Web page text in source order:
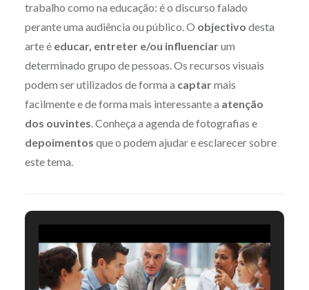
trabalho como na educação: é o discurso falado
perante uma audiência ou público. O objectivo desta
arte é educar, entreter e/ou influenciarum
determinado grupo de pessoas. Os recursos visuais
podem ser utilizados de forma a captarmais
facilmente e de forma mais interessante a atenção
dos ouvintes. Conheça a agenda de fotografias e
depoimentos que o podem ajudar e esclarecer sobre
este tema.